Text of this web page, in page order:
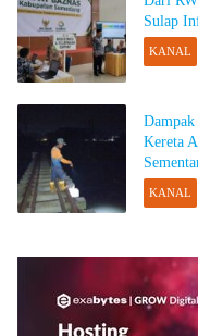
Sulap
KANAL
Dampak
Kereta
KANAL